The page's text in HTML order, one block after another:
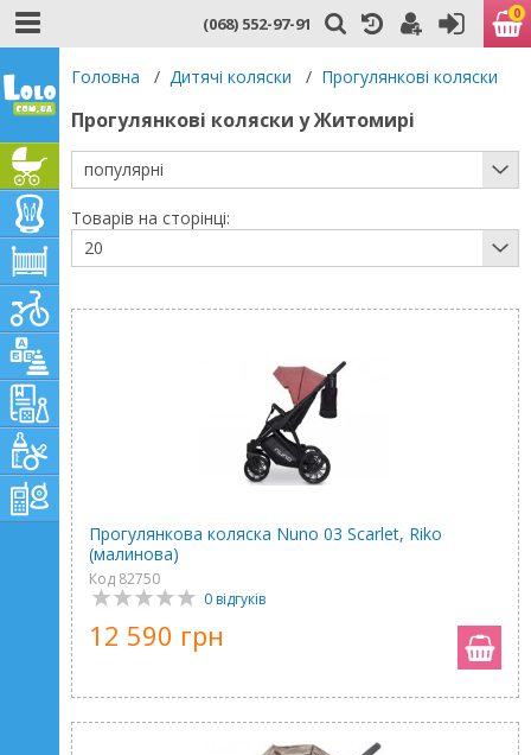
(068) 552-97-91 0
Головна / Дитячі коляски / Прогулянкові коляски
Прогулянкові коляски у Житомирі
популярні
Товарів на сторінці:
20
Прогулянкова коляска Nuno 03 Scarlet, Riko
(малинова)
Код 82750
0 відгуків
12 590 грн